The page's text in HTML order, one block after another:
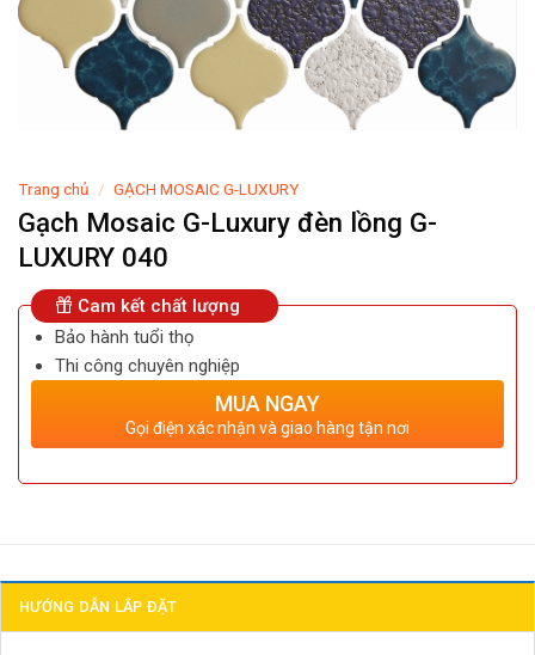
Trang chủ / GẠCH MOSAIC G-LUXURY
Gạch Mosaic G-Luxury đèn lồng G-
LUXURY 040
Cam kết chất lượng
Bảo hành tuổi thọ
Thi công chuyên nghiệp
MUA NGAY
Gọi điện xác nhận và giao hàng tận nơi
HƯỚNG DẪN LẮP ĐẶT